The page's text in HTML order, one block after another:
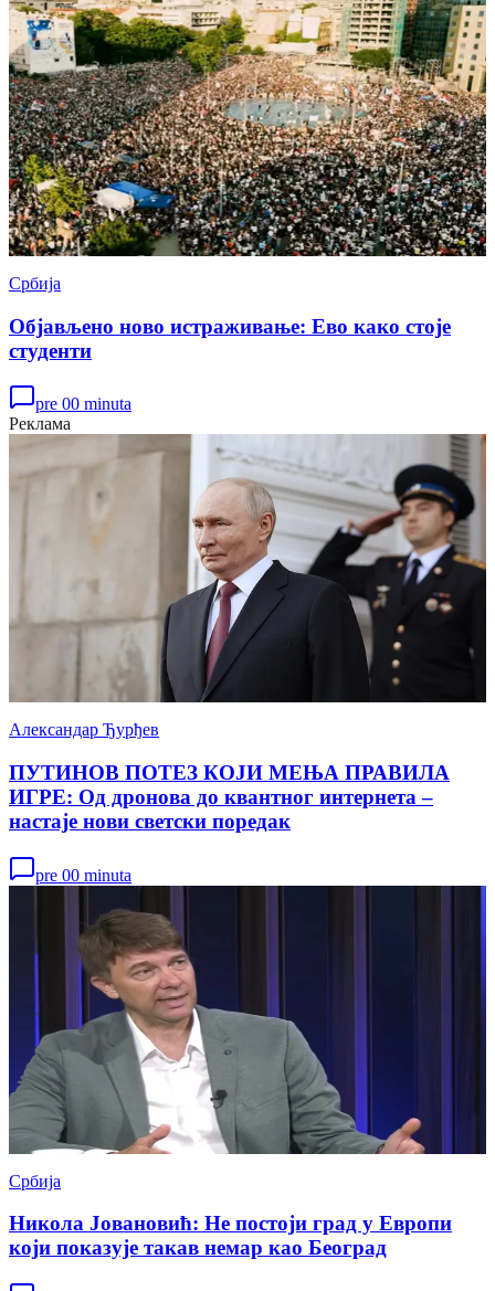
Србија
Објављено ново истраживање: Ево како стоје
студенти
pre 00 minuta
Реклама
Александар Ђурђев
ПУТИНОВ ПОТЕЗ КОЈИ МЕЊА ПРАВИЛА
ИГРЕ: Од дронова до квантног интернета –
настаје нови светски поредак
pre 00 minuta
Србија
Никола Јовановић: Не постоји град у Европи
који показује такав немар као Београд